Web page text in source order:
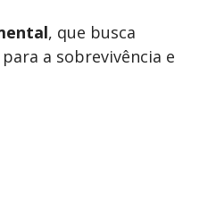
, que busca
a sobrevivência e